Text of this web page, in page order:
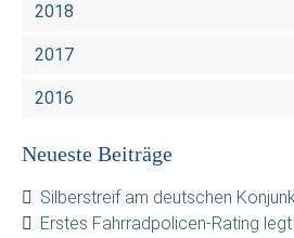
2018
2017
2016
Neueste Beiträge
Silberstreif am deutschen
Erstes Fahrradpolicen-Rating